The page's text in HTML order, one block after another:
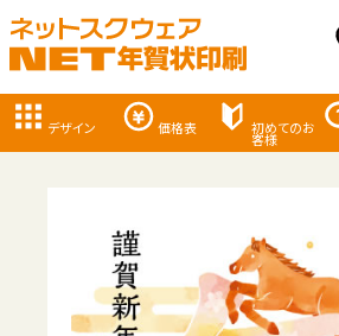
デザイン 価格表 初めてのお
客様